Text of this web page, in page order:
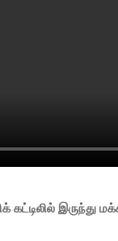
இருந்து